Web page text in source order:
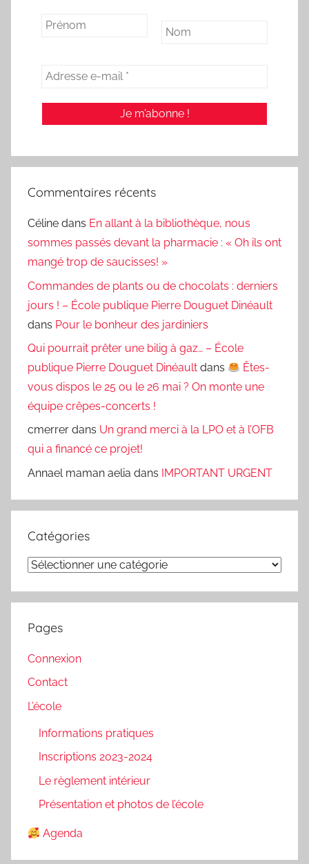
Commentaires récents
Céline dans En allant à la bibliothèque, nous
sommes passés devant la pharmacie : « Oh ils ont
mangé trop de saucisses! »
Commandes de plants ou de chocolats : derniers
jours ! – École publique Pierre Douguet Dinéault
dans Pour le bonheur des jardiniers
Qui pourrait prêter une bilig à gaz… – École
publique Pierre Douguet Dinéault dans
Êtes-
vous dispos le 25 ou le 26 mai ? On monte une
équipe crêpes-concerts !
cmerrer dans Un grand merci à la LPO et à l’OFB
qui a financé ce projet!
Annael maman aelia dans IMPORTANT URGENT
Catégories
Catégories
Pages
Connexion
Contact
L’école
Informations pratiques
Inscriptions 2023-2024
Le règlement intérieur
Présentation et photos de l’école
Agenda